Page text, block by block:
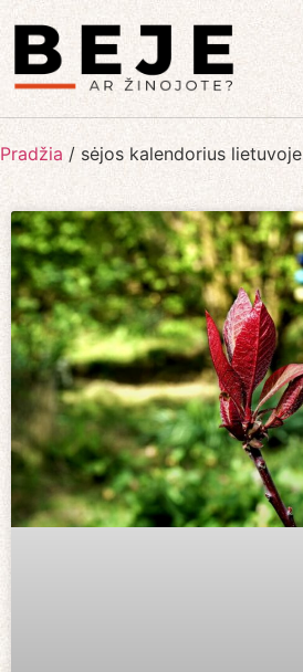
Pradžia / sėjos kalendorius lietuvoje